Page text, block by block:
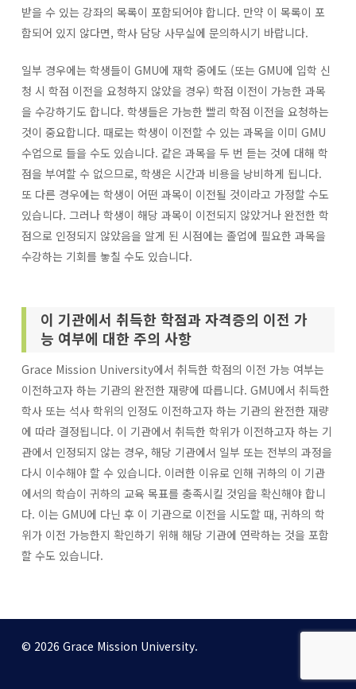
받을 수 있는 강좌의 목록이 포함되어야 합니다. 만약 이 목록이 포
함되어 있지 않다면, 학사 담당 사무실에 문의하시기 바랍니다.
일부 경우에는 학생들이 GMU에 재학 중에도 (또는 GMU에 입학 신
청 시 학점 이전을 요청하지 않았을 경우) 학점 이전이 가능한 과목
을 수강하기도 합니다. 학생들은 가능한 빨리 학점 이전을 요청하는
것이 중요합니다. 때로는 학생이 이전할 수 있는 과목을 이미 GMU
수업으로 들을 수도 있습니다. 같은 과목을 두 번 듣는 것에 대해 학
점을 부여할 수 없으므로, 학생은 시간과 비용을 낭비하게 됩니다.
또 다른 경우에는 학생이 어떤 과목이 이전될 것이라고 가정할 수도
있습니다. 그러나 학생이 해당 과목이 이전되지 않았거나 완전한 학
점으로 인정되지 않았음을 알게 된 시점에는 졸업에 필요한 과목을
수강하는 기회를 놓칠 수도 있습니다.
이 기관에서 취득한 학점과 자격증의 이전 가
능 여부에 대한 주의 사항
Grace Mission University에서 취득한 학점의 이전 가능 여부는
이전하고자 하는 기관의 완전한 재량에 따릅니다. GMU에서 취득한
학사 또는 석사 학위의 인정도 이전하고자 하는 기관의 완전한 재량
에 따라 결정됩니다. 이 기관에서 취득한 학위가 이전하고자 하는 기
관에서 인정되지 않는 경우, 해당 기관에서 일부 또는 전부의 과정을
다시 이수해야 할 수 있습니다. 이러한 이유로 인해 귀하의 이 기관
에서의 학습이 귀하의 교육 목표를 충족시킬 것임을 확신해야 합니
다. 이는 GMU에 다닌 후 이 기관으로 이전을 시도할 때, 귀하의 학
위가 이전 가능한지 확인하기 위해 해당 기관에 연락하는 것을 포함
할 수도 있습니다.
© 2026 Grace Mission University.